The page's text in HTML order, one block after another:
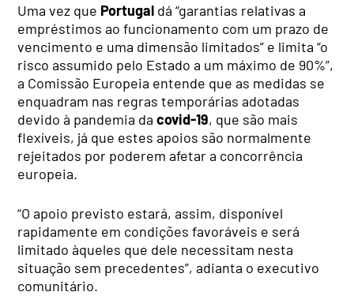
Uma vez que Portugal dá “garantias relativas a
empréstimos ao funcionamento com um prazo de
vencimento e uma dimensão limitados” e limita “o
risco assumido pelo Estado a um máximo de 90%”,
a Comissão Europeia entende que as medidas se
enquadram nas regras temporárias adotadas
devido à pandemia dacovid-19, que são mais
flexíveis, já que estes apoios são normalmente
rejeitados por poderem afetar a concorrência
europeia.
“O apoio previsto estará, assim, disponível
rapidamente em condições favoráveis e será
limitado àqueles que dele necessitam nesta
situação sem precedentes”, adianta o executivo
comunitário.